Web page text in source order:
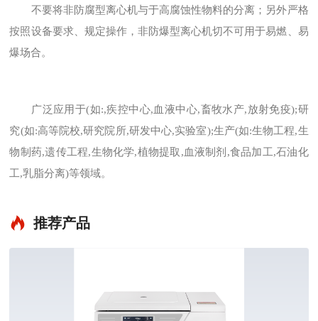
不要将非防腐型离心机与于高腐蚀性物料的分离；另外严格
按照设备要求、规定操作，非防爆型离心机切不可用于易燃、易
爆场合。
广泛应用于(如:,疾控中心,血液中心,畜牧水产,放射免疫);研
究(如:高等院校,研究院所,研发中心,实验室);生产(如:生物工程,生
物制药,遗传工程,生物化学,植物提取,血液制剂,食品加工,石油化
工,乳脂分离)等领域。
推荐产品